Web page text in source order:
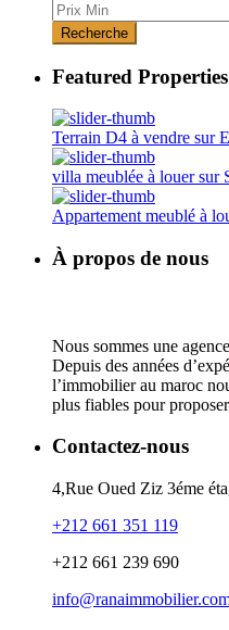
Recherche
Featured Properties
Terrain D4 à vendre sur
villa meublée à louer sur
Appartement meublé à
À propos de nous
Nous sommes une
Depuis des années
l’immobilier au maroc
plus fiables pour
Contactez-nous
4,Rue Oued Ziz 3éme
+212 661 351 119
+212 661 239 690